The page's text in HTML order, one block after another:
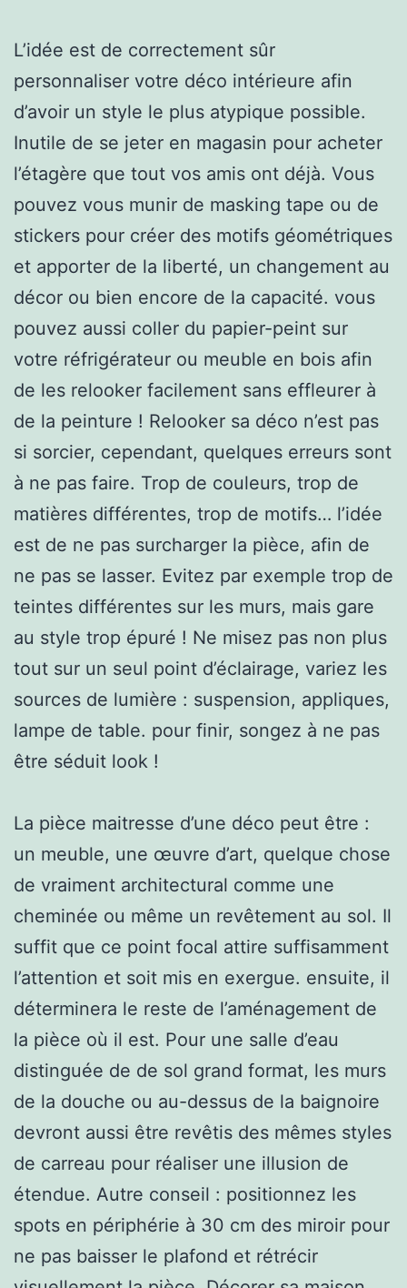
L’idée est de correctement sûr
personnaliser votre déco intérieure afin
d’avoir un style le plus atypique possible.
Inutile de se jeter en magasin pour acheter
l’étagère que tout vos amis ont déjà. Vous
pouvez vous munir de masking tape ou de
stickers pour créer des motifs géométriques
et apporter de la liberté, un changement au
décor ou bien encore de la capacité. vous
pouvez aussi coller du papier-peint sur
votre réfrigérateur ou meuble en bois afin
de les relooker facilement sans effleurer à
de la peinture ! Relooker sa déco n’est pas
si sorcier, cependant, quelques erreurs sont
à ne pas faire. Trop de couleurs, trop de
matières différentes, trop de motifs… l’idée
est de ne pas surcharger la pièce, afin de
ne pas se lasser. Evitez par exemple trop de
teintes différentes sur les murs, mais gare
au style trop épuré ! Ne misez pas non plus
tout sur un seul point d’éclairage, variez les
sources de lumière : suspension, appliques,
lampe de table. pour finir, songez à ne pas
être séduit look !
La pièce maitresse d’une déco peut être :
un meuble, une œuvre d’art, quelque chose
de vraiment architectural comme une
cheminée ou même un revêtement au sol. Il
suffit que ce point focal attire suffisamment
l’attention et soit mis en exergue. ensuite, il
déterminera le reste de l’aménagement de
la pièce où il est. Pour une salle d’eau
distinguée de de sol grand format, les murs
de la douche ou au-dessus de la baignoire
devront aussi être revêtis des mêmes styles
de carreau pour réaliser une illusion de
étendue. Autre conseil : positionnez les
spots en périphérie à 30 cm des miroir pour
ne pas baisser le plafond et rétrécir